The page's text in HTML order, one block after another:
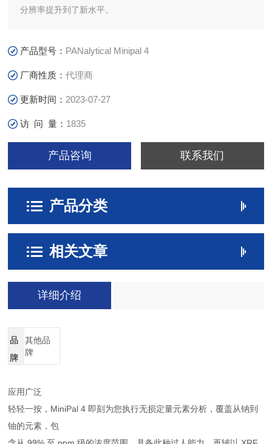
分辨率提升到了新水平。
产品型号： PANalytical Minipal 4
厂商性质：代理商
更新时间： 2023-07-27
访 问 量： 1835
产品咨询 联系我们
产品分类
相关文章
详细介绍
品
牌
其他品
牌
应用广泛
轻轻一按，MiniPal 4 即刻为您执行无损定量元素分析，覆盖从钠到
铀的元素，包